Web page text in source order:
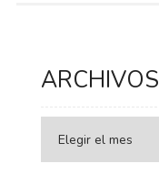
ARCHIVOS